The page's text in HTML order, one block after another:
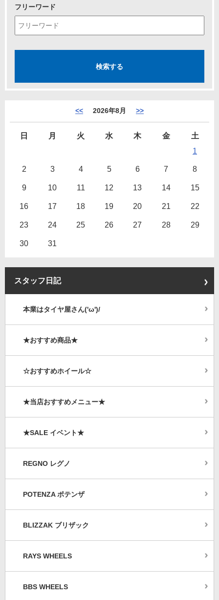
フリーワード
<< 2026年8月 >>
日 月 火 水 木 金
土
1
2 3 4 5 6 7 8
9 10 11 12 13 14 15
16 17 18 19 20 21 22
23 24 25 26 27 28 29
30 31
スタッフ日記
本業はタイヤ屋さん('ω')/
★おすすめ商品★
☆おすすめホイール☆
★当店おすすめメニュー★
★SALE イベント★
REGNO レグノ
POTENZA ポテンザ
BLIZZAK ブリザック
RAYS WHEELS
BBS WHEELS